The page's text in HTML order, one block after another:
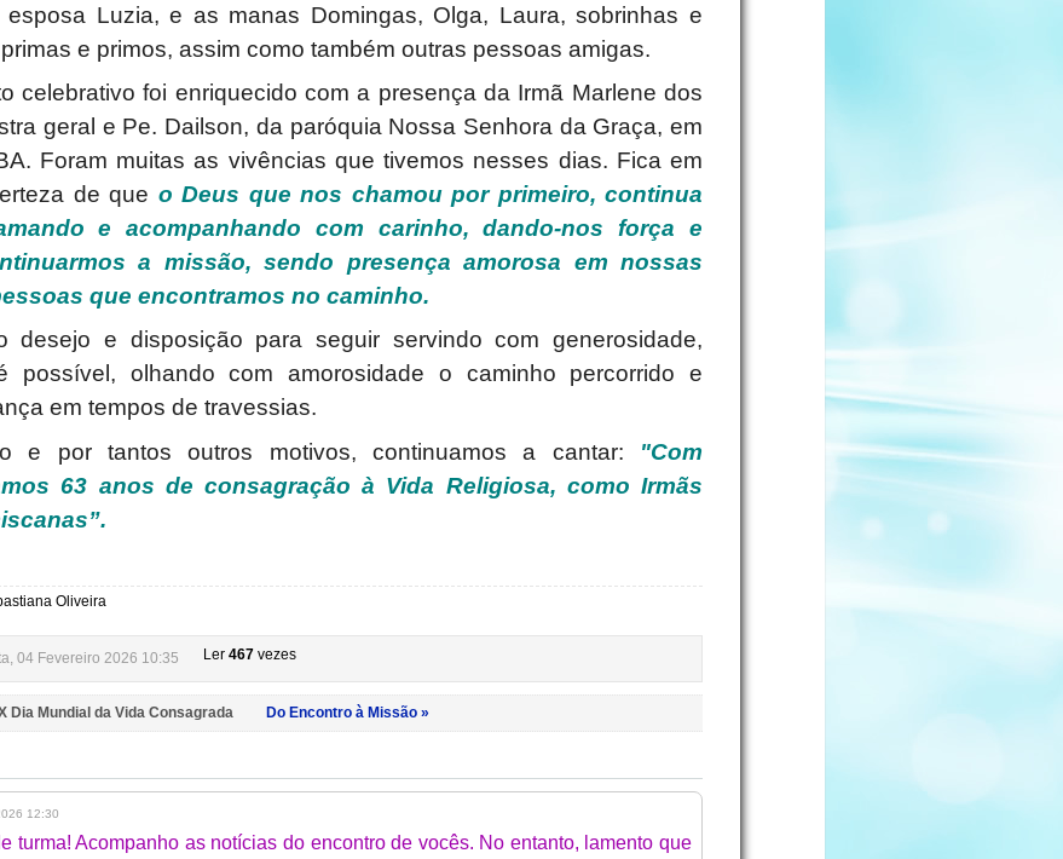
Luzia, e as manas Domingas, Olga, Laura, sobrinhas e
e primos, assim como também outras pessoas amigas.
celebrativo foi enriquecido com a presença da Irmã Marlene dos
geral e Pe. Dailson, da paróquia Nossa Senhora da Graça, em
Foram muitas as vivências que tivemos nesses dias. Fica em
de que o Deus que nos chamou por primeiro, continua
e acompanhando com carinho, dando-nos força e
a missão, sendo presença amorosa em nossas
que encontramos no caminho.
desejo e disposição para seguir servindo com generosidade,
possível, olhando com amorosidade o caminho percorrido e
em tempos de travessias.
e por tantos outros motivos, continuamos a cantar: "Com
63 anos de consagração à Vida Religiosa, como Irmãs
Oliveira
Ler 467 vezes
04 Fevereiro 2026 10:35
Dia Mundial da Vida Consagrada Do Encontro à Missão »
12:30
turma! Acompanho as notícias do encontro de vocês. No entanto, lamento que